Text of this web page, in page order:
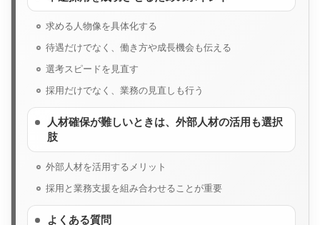
求める人物像を具体化する
待遇だけでなく、働き方や成長機会も伝える
選考スピードを見直す
採用だけでなく、業務の見直しも行う
人材確保が難しいときは、外部人材の活用も選択
肢
外部人材を活用するメリット
採用と業務支援を組み合わせることが重要
よくある質問